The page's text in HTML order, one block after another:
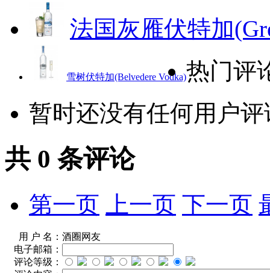
法国灰雁伏特加
雪树伏特加(Belvedere Vodka)热门评
暂时还没有任何用户评
共 0 条评论
第一页 上一页 下一页
用 户 名： 酒圈网友
电子邮箱：
评论等级：